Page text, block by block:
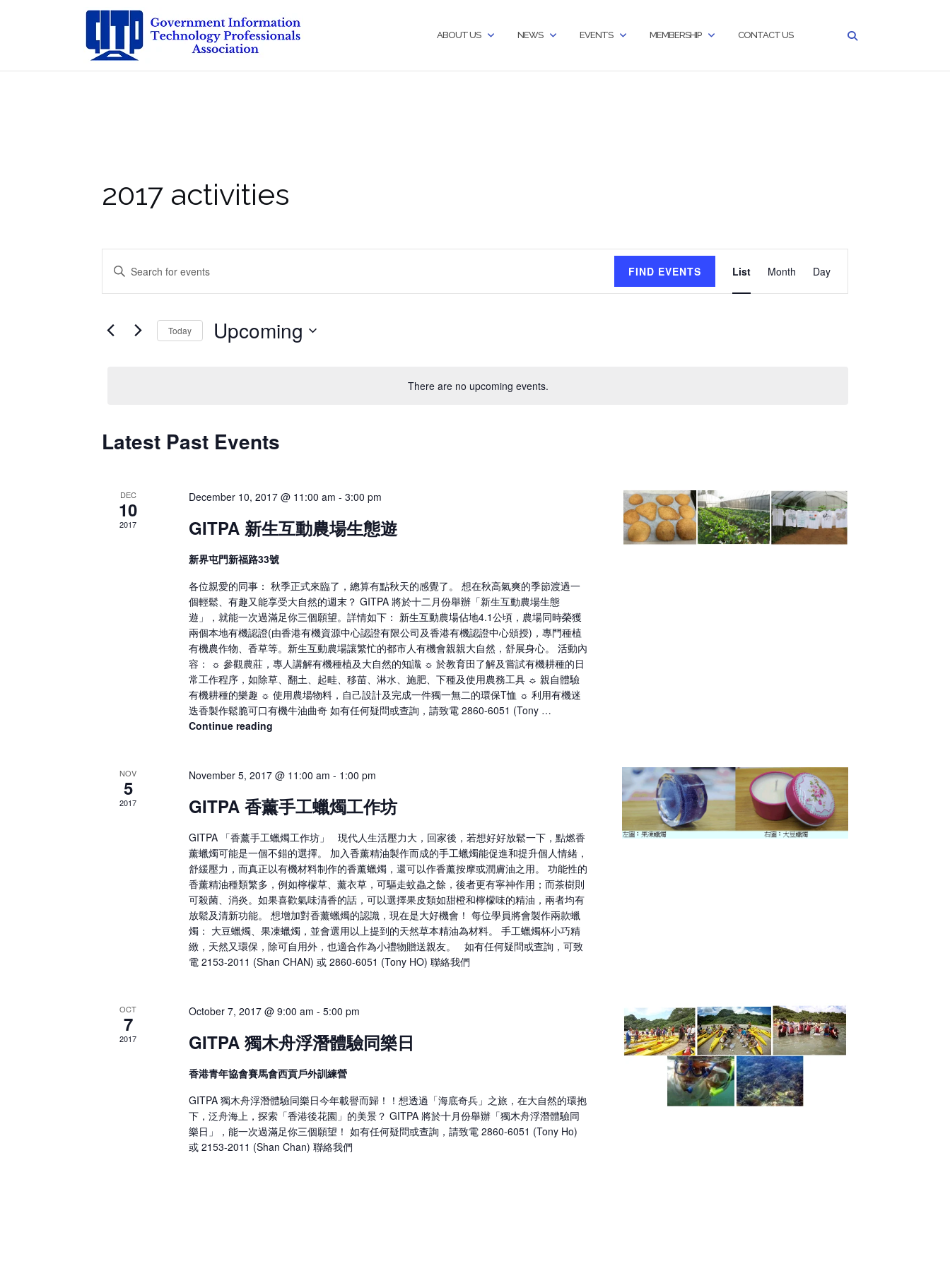
ABOUT US NEWS EVENTS MEMBERSHIP CONTACT US
2017 activities
There are no upcoming events.
Events
Search
and
Enter
Events
FIND EVENTS
Views
List Month Day
Today Upcoming
Latest Past Events
DEC
10
2017
December 10, 2017 @ 11:00 am - 3:00 pm
GITPA 新生互動農場生態遊
新界屯門新福路33號
各位親愛的同事： 秋季正式來臨了，總算有點秋天的感覺了。 想在秋高氣爽的季節渡過一
個輕鬆、有趣又能享受大自然的週末？ GITPA 將於十二月份舉辦「新生互動農場生態
遊」，就能一次過滿足你三個願望。詳情如下： 新生互動農場佔地4.1公頃，農場同時榮獲
兩個本地有機認證(由香港有機資源中心認證有限公司及香港有機認證中心頒授)，專門種植
有機農作物、香草等。新生互動農場讓繁忙的都市人有機會親親大自然，舒展身心。 活動內
容： ☼ 參觀農莊，專人講解有機種植及大自然的知識 ☼ 於教育田了解及嘗試有機耕種的日
常工作程序，如除草、翻土、起畦、移苗、淋水、施肥、下種及使用農務工具 ☼ 親自體驗
有機耕種的樂趣 ☼ 使用農場物料，自己設計及完成一件獨一無二的環保T恤 ☼ 利用有機迷
迭香製作鬆脆可口有機牛油曲奇 如有任何疑問或查詢，請致電 2860-6051 (Tony …
Continue reading
互
農
場
生
態
遊
NOV
5
2017
November 5, 2017 @ 11:00 am - 1:00 pm
GITPA 香薰手工蠟燭工作坊
GITPA 「香薰手工蠟燭工作坊」 現代人生活壓力大，回家後，若想好好放鬆一下，點燃香
薰蠟燭可能是一個不錯的選擇。 加入香薰精油製作而成的手工蠟燭能促進和提升個人情緒，
舒緩壓力，而真正以有機材料制作的香薰蠟燭，還可以作香薰按摩或潤膚油之用。 功能性的
香薰精油種類繁多，例如檸檬草、薰衣草，可驅走蚊蟲之餘，後者更有寧神作用；而茶樹則
可殺菌、消炎。如果喜歡氣味清香的話，可以選擇果皮類如甜橙和檸檬味的精油，兩者均有
放鬆及清新功能。 想增加對香薰蠟燭的認識，現在是大好機會！ 每位學員將會製作兩款蠟
燭： 大豆蠟燭、果凍蠟燭，並會選用以上提到的天然草本精油為材料。 手工蠟燭杯小巧精
緻，天然又環保，除可自用外，也適合作為小禮物贈送親友。 如有任何疑問或查詢，可致
電 2153-2011 (Shan CHAN) 或 2860-6051 (Tony HO) 聯絡我們
OCT
7
2017
October 7, 2017 @ 9:00 am - 5:00 pm
GITPA 獨木舟浮潛體驗同樂日
香港青年協會賽馬會西貢戶外訓練營
GITPA 獨木舟浮潛體驗同樂日今年載譽而歸！！想透過「海底奇兵」之旅，在大自然的環抱
下，泛舟海上，探索「香港後花園」的美景？ GITPA 將於十月份舉辦「獨木舟浮潛體驗同
樂日」，能一次過滿足你三個願望！ 如有任何疑問或查詢，請致電 2860-6051 (Tony Ho)
或 2153-2011 (Shan Chan) 聯絡我們